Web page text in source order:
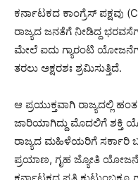
ಕರ್ನಾಟಕದ ಕಾಂಗ್ರೆಸ್ ಪಕ್ಷವು
ರಾಜ್ಯದ ಜನತೆಗೆ ನೀಡಿದ್ದ
ಮೇಲೆ ಐದು ಗ್ಯಾರಂಟಿ
ತರಲು ಅಕ್ಷರಶಃ ಶ್ರಮಿಸುತ್ತಿದೆ.
ಆ ಪ್ರಯುಕ್ತವಾಗಿ ರಾಜ್ಯದಲ್ಲಿ
ಜಾರಿಯಾಗಿದ್ದು ಮೊದಲಿಗೆ ಶಕ್ತಿ
ರಾಜ್ಯದ ಮಹಿಳೆಯರಿಗೆ ಸರ್ಕಾರಿ
ಪ್ರಯಾಣ, ಗೃಹ ಜ್ಯೋತಿ
ಕರ್ನಾಟಕದ ಪ್ರತಿ